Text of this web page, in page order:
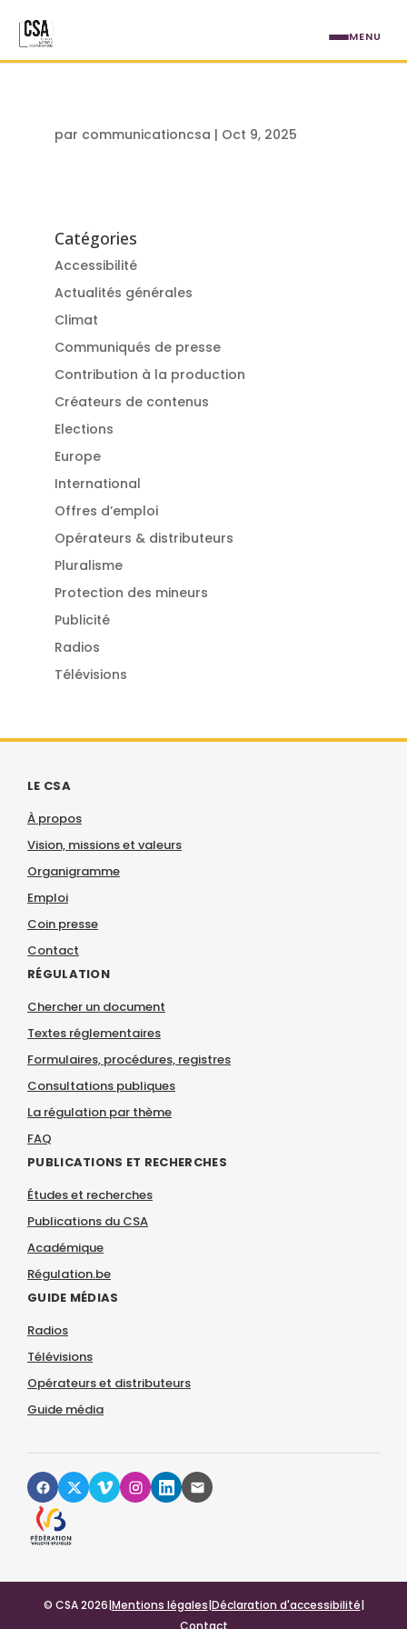
par communicationcsa | Oct 9, 2025
Catégories
Accessibilité
Actualités générales
Climat
Communiqués de presse
Contribution à la production
Créateurs de contenus
Elections
Europe
International
Offres d’emploi
Opérateurs & distributeurs
Pluralisme
Protection des mineurs
Publicité
Radios
Télévisions
LE CSA
À propos
Vision, missions et valeurs
Organigramme
Emploi
Coin presse
Contact
RÉGULATION
Chercher un document
Textes réglementaires
Formulaires, procédures, registres
Consultations publiques
La régulation par thème
FAQ
PUBLICATIONS ET RECHERCHES
Études et recherches
Publications du CSA
Académique
Régulation.be
GUIDE MÉDIAS
Radios
Télévisions
Opérateurs et distributeurs
Guide média
© CSA 2026|Mentions légales|Déclaration d'accessibilité|
Contact
MENU